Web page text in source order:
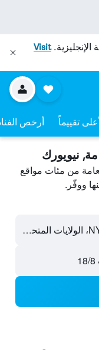
الإنجليزية.Visit
تقييماً أرخص
نيويورك
من مئات مواقع
مكتبة نيويورك العامة - نيويورك، NY، الولايات المتحدة الأميريكية